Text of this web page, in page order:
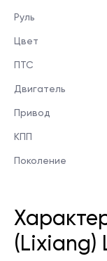
Руль
Цвет
ПТС
Двигатель
Привод
КПП
Поколение
(Lixiang)